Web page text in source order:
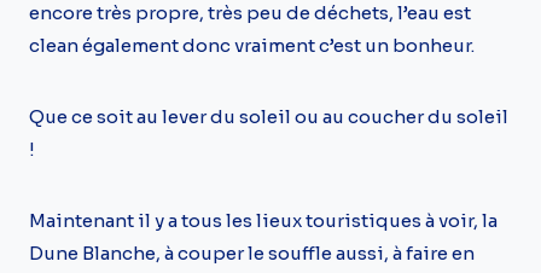
encore très propre, très peu de déchets, l’eau est
clean également donc vraiment c’est un bonheur.
Que ce soit au lever du soleil ou au coucher du soleil
!
Maintenant il y a tous les lieux touristiques à voir, la
Dune Blanche, à couper le souffle aussi, à faire en